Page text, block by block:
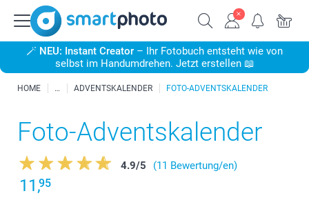
🪄 NEU: Instant Creator – Ihr Fotobuch entsteht wie von
selbst im Handumdrehen. Jetzt erstellen 📖
HOME ADVENTSKALENDER FOTO-ADVENTSKALENDER
Foto-Adventskalender
4.9/5 (11 Bewertung/en)
11,95